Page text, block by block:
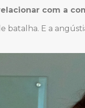
com a
E a